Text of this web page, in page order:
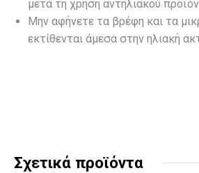
μετά τη χρήση αντηλιακού
Μην αφήνετε τα βρέφη και τα
εκτίθενται άμεσα στην ηλιακή
Σχετικά προϊόντα